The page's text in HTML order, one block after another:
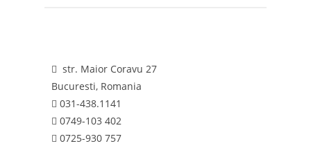
str. Maior Coravu 27
Bucuresti, Romania
031-438.1141
0749-103 402
0725-930 757